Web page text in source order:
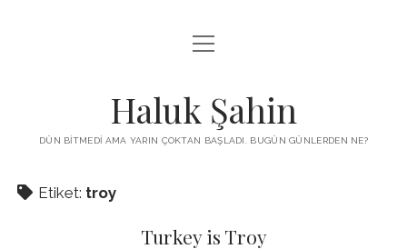
KUTUP YILDIZI
MENDIREK YAZILARI
İYI YAŞAM VE MUTLULUK ÜZERINE
BIZ KIMIZ?
menüyü
aç
Haluk Şahin
DÜN BITMEDI AMA YARIN ÇOKTAN BAŞLADI. BUGÜN GÜNLERDEN NE?
Etiket: troy
Turkey is Troy